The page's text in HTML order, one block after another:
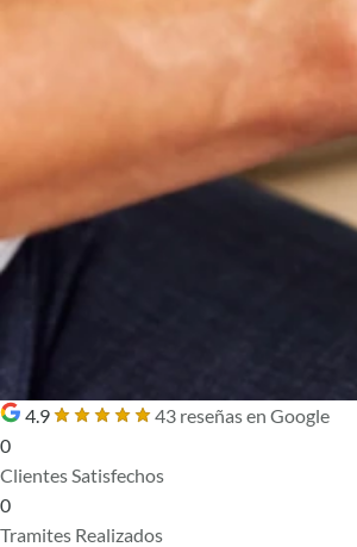
4.9
43 reseñas en Google
0
Clientes Satisfechos
0
Tramites Realizados